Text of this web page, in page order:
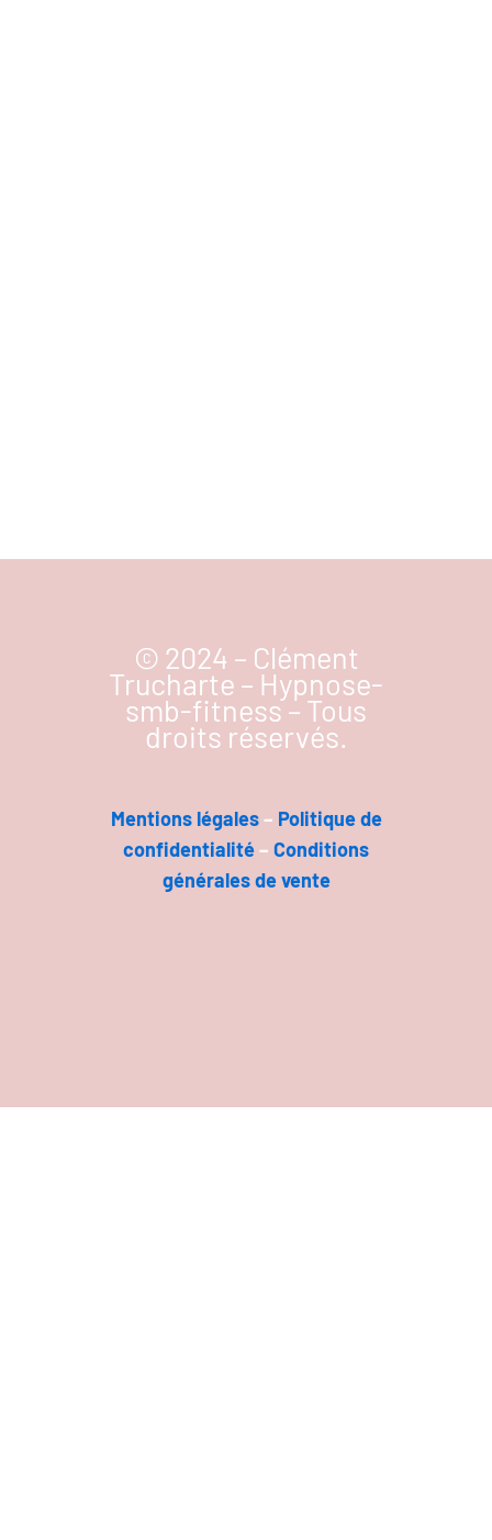
© 2024 – Clément
Trucharte – Hypnose-
smb-fitness – Tous
droits réservés.
Mentions légales– Politique de
confidentialité– Conditions
générales de vente